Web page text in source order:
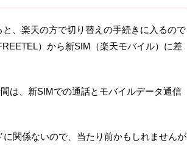
、楽天の方で切り替えの手続きに入るので
）から新SIM（楽天モバイル）に差
は、新SIMでの通話とモバイルデータ通信
関係ないので、当たり前かもしれませんが